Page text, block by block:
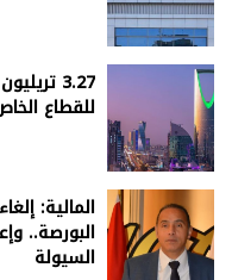
3.27
للقطاع الخاص
المالية:
البورصة..
السيولة